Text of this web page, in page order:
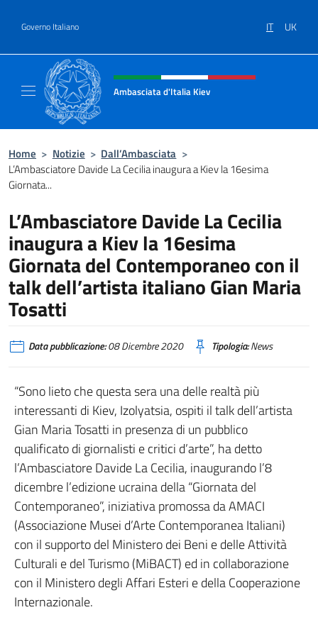
Governo Italiano IT UK
Intestazione sito, social e menù
Ambasciata d'Italia Kiev
Home > Notizie > Dall’Ambasciata >
L’Ambasciatore Davide La Cecilia inaugura a Kiev la 16esima
Giornata...
L’Ambasciatore Davide La Cecilia
inaugura a Kiev la 16esima
Giornata del Contemporaneo con il
talk dell’artista italiano Gian Maria
Tosatti
Data pubblicazione:08 Dicembre 2020 Tipologia:News
“Sono lieto che questa sera una delle realtà più
interessanti di Kiev, Izolyatsia, ospiti il talk dell’artista
Gian Maria Tosatti in presenza di un pubblico
qualificato di giornalisti e critici d’arte”, ha detto
l’Ambasciatore Davide La Cecilia, inaugurando l’8
dicembre l’edizione ucraina della “Giornata del
Contemporaneo”, iniziativa promossa da AMACI
(Associazione Musei d’Arte Contemporanea Italiani)
con il supporto del Ministero dei Beni e delle Attività
Culturali e del Turismo (MiBACT) ed in collaborazione
con il Ministero degli Affari Esteri e della Cooperazione
Internazionale.